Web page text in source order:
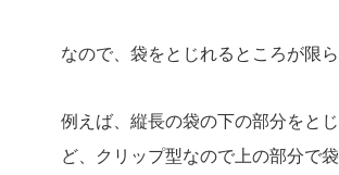
なので、袋をとじれるところが限ら
例えば、縦長の袋の下の部分をと
ど、クリップ型なので上の部分で